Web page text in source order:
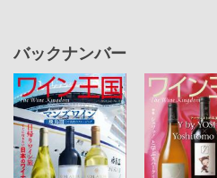
バックナンバー